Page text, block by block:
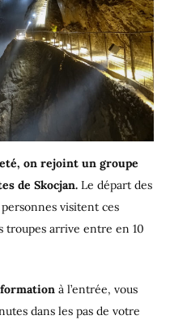
on rejoint un groupe
de Skocjan. Le départ des
visitent ces
troupes arrive entre en 10
à l’entrée, vous
dans les pas de votre